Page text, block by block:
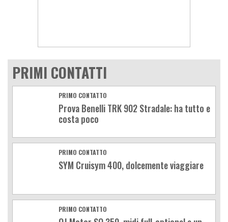
PRIMI CONTATTI
PRIMO CONTATTO
Prova Benelli TRK 902 Stradale: ha tutto e
costa poco
PRIMO CONTATTO
SYM Cruisym 400, dolcemente viaggiare
PRIMO CONTATTO